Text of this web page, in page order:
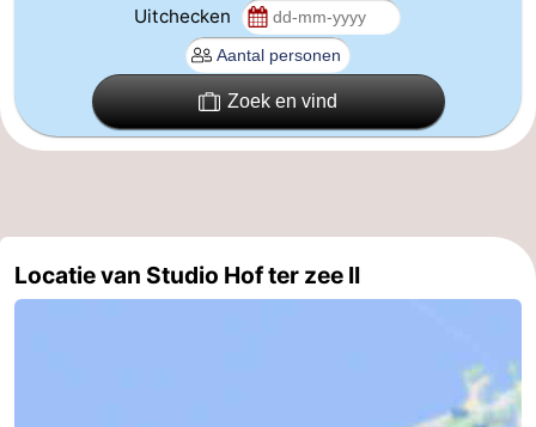
Brugge
-
Kust
-
Uitchecken
Zoek en vind
Locatie van Studio Hof ter zee II